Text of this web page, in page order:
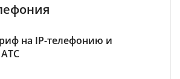
на IP-телефонию и